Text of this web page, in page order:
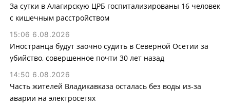
За сутки в Алагирскую ЦРБ госпитализированы 16 человек
с кишечным расстройством
15:06 6.08.2026
Иностранца будут заочно судить в Северной Осетии за
убийство, совершенное почти 30 лет назад
14:50 6.08.2026
Часть жителей Владикавказа осталась без воды из-за
аварии на электросетях